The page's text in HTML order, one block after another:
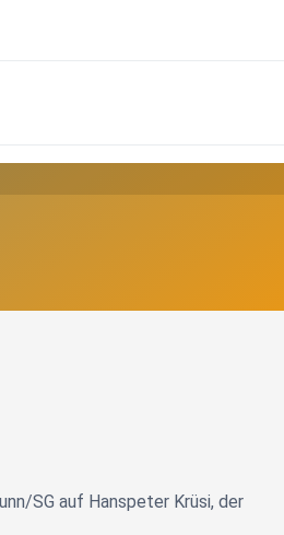
SG auf Hanspeter Krüsi, der